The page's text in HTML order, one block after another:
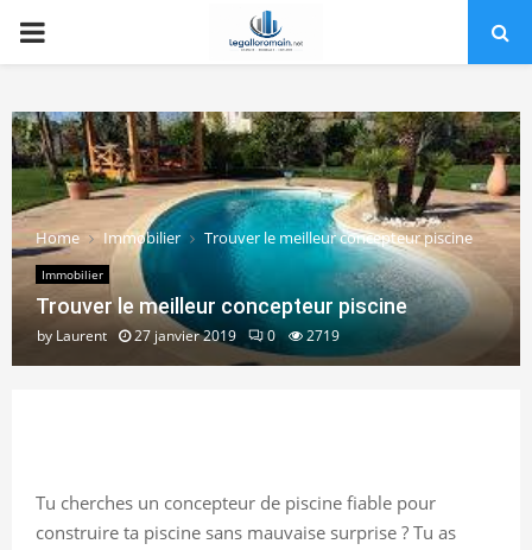
PRIMARY
Home Immobilier Trouver le meilleur concepteur piscine
Immobilier
Trouver le meilleur concepteur piscine
by Laurent 27 janvier 2019 0 2719
Tu cherches un concepteur de piscine fiable pour
construire ta piscine sans mauvaise surprise ? Tu as